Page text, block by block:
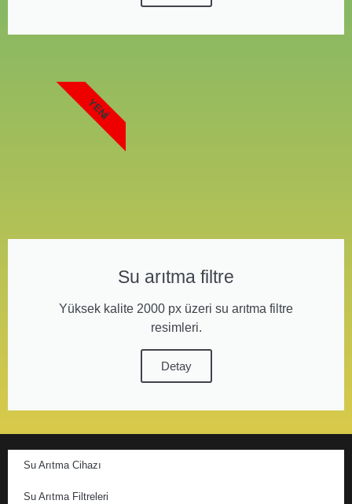
Su arıtma filtre
Yüksek kalite 2000 px üzeri su arıtma filtre
resimleri.
Detay
YENI
Su Arıtma Cihazı
Su Arıtma Filtreleri